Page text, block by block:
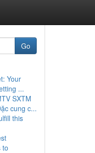
Go
Your
...
SXTM
cung c...
this
to